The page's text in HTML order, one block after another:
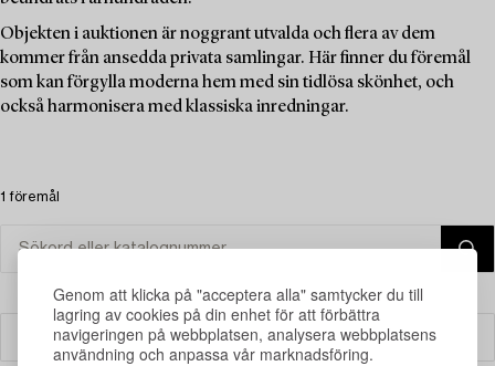
Genom att klicka på "acceptera alla" samtycker du till
lagring av cookies på din enhet för att förbättra
navigeringen på webbplatsen, analysera webbplatsens
användning och anpassa vår marknadsföring.
Objekten i auktionen är noggrant utvalda och flera av dem
kommer från ansedda privata samlingar. Här finner du föremål
som kan förgylla moderna hem med sin tidlösa skönhet, och
också harmonisera med klassiska inredningar.
1 föremål
Filter